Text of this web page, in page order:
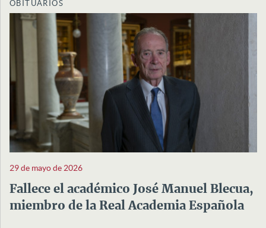
OBITUARIOS
29 de mayo de 2026
Fallece el académico José Manuel Blecua,
miembro de la Real Academia Española